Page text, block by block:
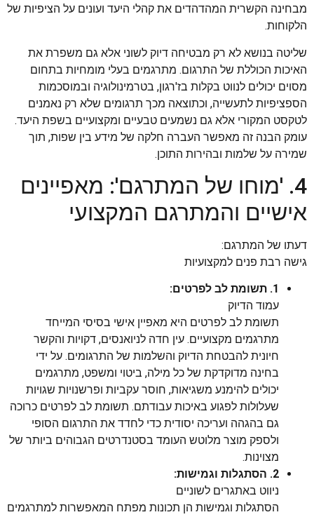
מבחינה הקשרית המהדהדים את קהלי היעד ועונים על הציפיות של
הלקוחות.
שליטה בנושא לא רק מבטיחה דיוק לשוני אלא גם משפרת את
האיכות הכוללת של התרגום. מתרגמים בעלי מומחיות בתחום
מסוים יכולים לנווט בקלות בז'רגון, בטרמינולוגיה ובמוסכמות
הספציפיות לתעשייה, וכתוצאה מכך תרגומים שלא רק נאמנים
לטקסט המקורי אלא גם נשמעים טבעיים ומקצועיים בשפת היעד.
עומק הבנה זה מאפשר העברה חלקה של מידע בין שפות, תוך
שמירה על שלמות ובהירות התוכן.
4. 'מוחו של המתרגם': מאפיינים
אישיים והמתרגם המקצועי
דעתו של המתרגם:
גישה רבת פנים למקצועיות
1. תשומת לב לפרטים:
עמוד הדיוק
תשומת לב לפרטים היא מאפיין אישי בסיסי המייחד
מתרגמים מקצועיים. עין חדה לניואנסים, דקויות והקשר
חיונית להבטחת הדיוק והשלמות של התרגומים. על ידי
בחינה מדוקדקת של כל מילה, ביטוי ומשפט, מתרגמים
יכולים להימנע משגיאות, חוסר עקביות ופרשנויות שגויות
שעלולות לפגוע באיכות עבודתם. תשומת לב לפרטים כרוכה
גם בהגהה ועריכה יסודית כדי לחדד את התרגום הסופי
ולספק מוצר מלוטש העומד בסטנדרטים הגבוהים ביותר של
מצוינות.
2. הסתגלות וגמישות:
ניווט באתגרים לשוניים
הסתגלות וגמישות הן תכונות מפתח המאפשרות למתרגמים